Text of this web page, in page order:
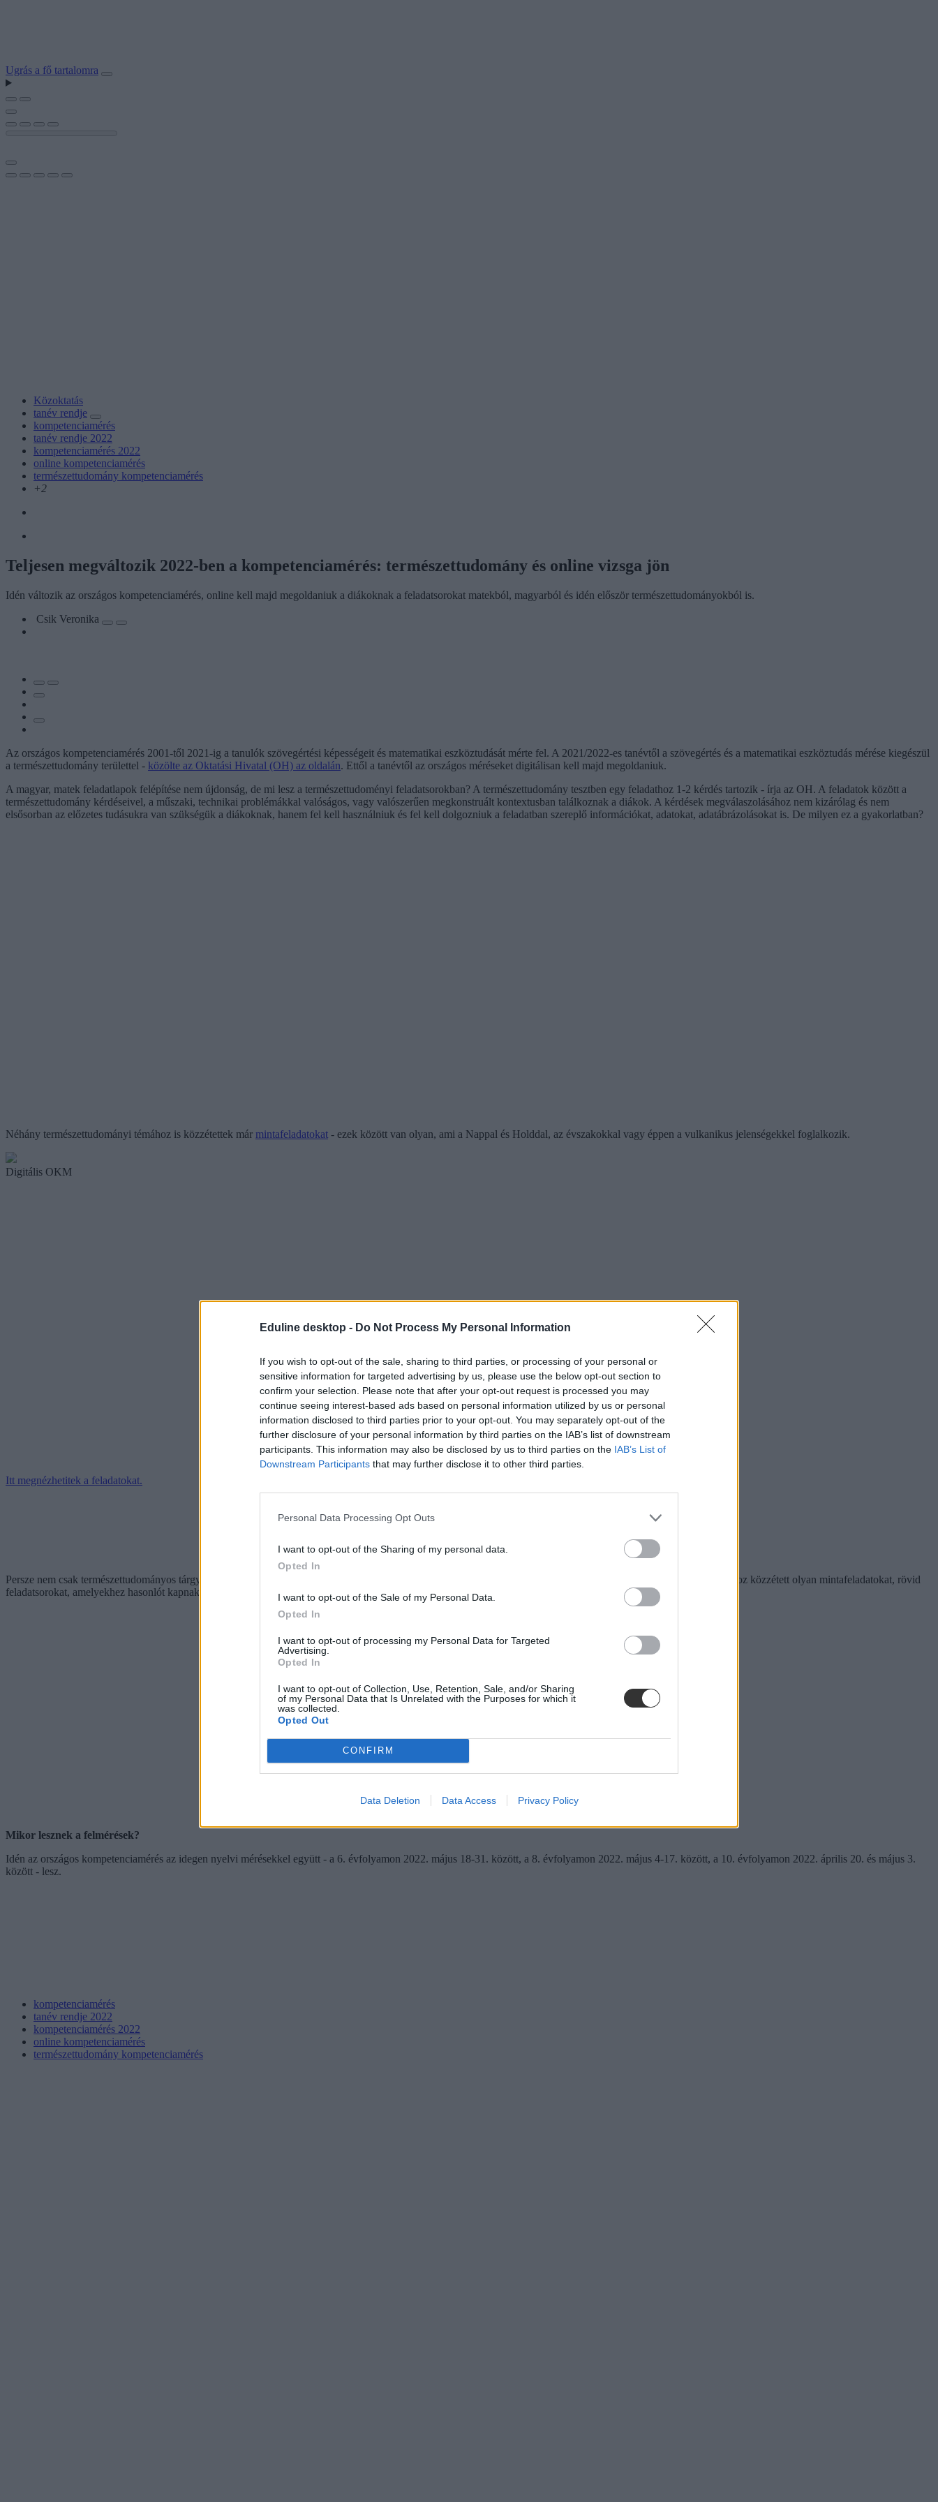
Eduline desktop - Do Not Process My Personal Information
If you wish to opt-out of the sale, sharing to third parties, or processing of your personal or
sensitive information for targeted advertising by us, please use the below opt-out section to
confirm your selection. Please note that after your opt-out request is processed you may
continue seeing interest-based ads based on personal information utilized by us or personal
information disclosed to third parties prior to your opt-out. You may separately opt-out of the
further disclosure of your personal information by third parties on the IAB’s list of downstream
participants. This information may also be disclosed by us to third parties on the IAB’s List of
Downstream Participants that may further disclose it to other third parties.
Personal Data Processing Opt Outs
I want to opt-out of the Sharing of my personal data.
Opted In
I want to opt-out of the Sale of my Personal Data.
Opted In
I want to opt-out of processing my Personal Data for Targeted
Advertising.
Opted In
I want to opt-out of Collection, Use, Retention, Sale, and/or Sharing
of my Personal Data that Is Unrelated with the Purposes for which it
was collected.
Opted Out
CONFIRM
Data Deletion Data Access Privacy Policy
Ugrás a fő tartalomra
Közoktatás
tanév rendje
kompetenciamérés
tanév rendje 2022
kompetenciamérés 2022
online kompetenciamérés
természettudomány kompetenciamérés
+2
Teljesen megváltozik 2022-ben a kompetenciamérés: természettudomány és online vizsga jön
Idén változik az országos kompetenciamérés, online kell majd megoldaniuk a diákoknak a feladatsorokat matekból, magyarból és idén először természettudományokból is.
Csik Veronika
Az országos kompetenciamérés 2001-től 2021-ig a tanulók szövegértési képességeit és matematikai eszköztudását mérte fel. A 2021/2022-es tanévtől a szövegértés és a matematikai eszköztudás mérése kiegészül
a természettudomány területtel - közölte az Oktatási Hivatal (OH) az oldalán. Ettől a tanévtől az országos méréseket digitálisan kell majd megoldaniuk.
A magyar, matek feladatlapok felépítése nem újdonság, de mi lesz a természettudoményi feladatsorokban? A természettudomány tesztben egy feladathoz 1-2 kérdés tartozik - írja az OH. A feladatok között a
természettudomány kérdéseivel, a műszaki, technikai problémákkal valóságos, vagy valószerűen megkonstruált kontextusban találkoznak a diákok. A kérdések megválaszolásához nem kizárólag és nem
elsősorban az előzetes tudásukra van szükségük a diákoknak, hanem fel kell használniuk és fel kell dolgozniuk a feladatban szereplő információkat, adatokat, adatábrázolásokat is. De milyen ez a gyakorlatban?
Néhány természettudományi témához is közzétettek már mintafeladatokat - ezek között van olyan, ami a Nappal és Holddal, az évszakokkal vagy éppen a vulkanikus jelenségekkel foglalkozik.
Digitális OKM
Itt megnézhetitek a feladatokat.
Persze nem csak természettudományos tárgyakból, hanem matekból és magyarból is megnézhetitek már a
, az Oktatási Hivatal ugyanis minden tárgyhoz közzétett olyan mintafeladatokat, rövid
feladatsorokat, amelyekhez hasonlót kapnak majd a diákok tavasszal.
Mikor lesznek a felmérések?
Idén az országos kompetenciamérés az idegen nyelvi mérésekkel együtt - a 6. évfolyamon 2022. május 18-31. között, a 8. évfolyamon 2022. május 4-17. között, a 10. évfolyamon 2022. április 20. és május 3.
között - lesz.
kompetenciamérés
tanév rendje 2022
kompetenciamérés 2022
online kompetenciamérés
természettudomány kompetenciamérés